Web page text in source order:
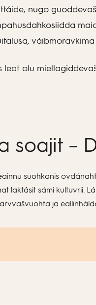
nugo
leat olu
soajit –
suohkanis
laktásit sámi kultuvrii.
ja